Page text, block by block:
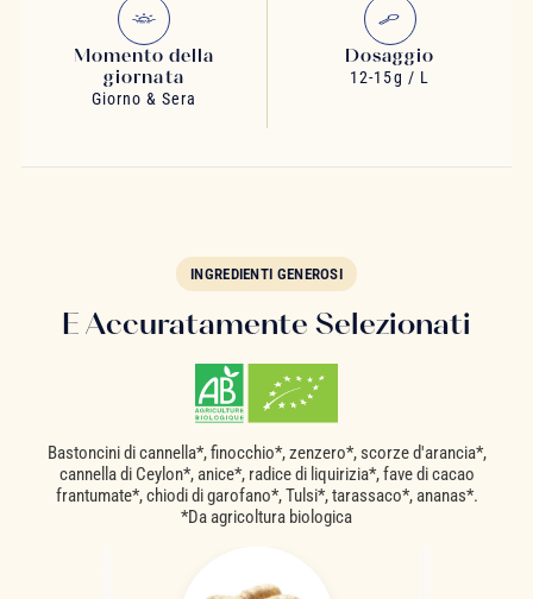
Momento della
giornata
Giorno & Sera
Dosaggio
12-15g / L
INGREDIENTI GENEROSI
E Accuratamente Selezionati
Bastoncini di cannella*, finocchio*, zenzero*, scorze d'arancia*,
cannella di Ceylon*, anice*, radice di liquirizia*, fave di cacao
frantumate*, chiodi di garofano*, Tulsi*, tarassaco*, ananas*.
*Da agricoltura biologica